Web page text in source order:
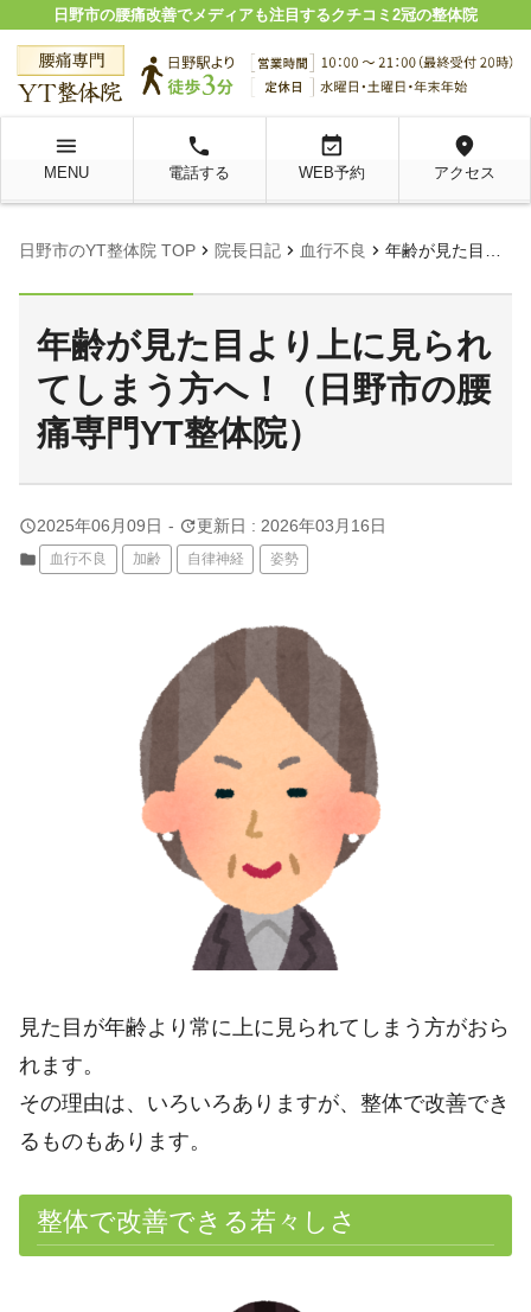
日野市の腰痛改善でメディアも注目するクチコミ2冠の整体院
menu
MENU
local_phone
電話する
event_available
WEB予約
location_on
アクセス
日野市のYT整体院 TOP chevron_right 院長日記 chevron_right 血行不良 chevron_right 年齢が見た目より上に見られてしまう方へ！（日野市の腰痛専門YT整体院）
年齢が見た目より上に見られ
てしまう方へ！（日野市の腰
痛専門YT整体院）
query_builder2025年06月09日 - update更新日 : 2026年03月16日
folder
血行不良 加齢 自律神経 姿勢
見た目が年齢より常に上に見られてしまう方がおら
れます。
その理由は、いろいろありますが、整体で改善でき
るものもあります。
整体で改善できる若々しさ